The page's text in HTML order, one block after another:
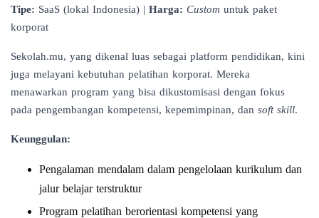
Tipe: SaaS (lokal Indonesia) | Harga: Custom untuk paket
korporat
Sekolah.mu, yang dikenal luas sebagai platform pendidikan, kini
juga melayani kebutuhan pelatihan korporat. Mereka
menawarkan program yang bisa dikustomisasi dengan fokus
pada pengembangan kompetensi, kepemimpinan, dan soft skill.
Keunggulan:
Pengalaman mendalam dalam pengelolaan kurikulum dan
jalur belajar terstruktur
Program pelatihan berorientasi kompetensi yang